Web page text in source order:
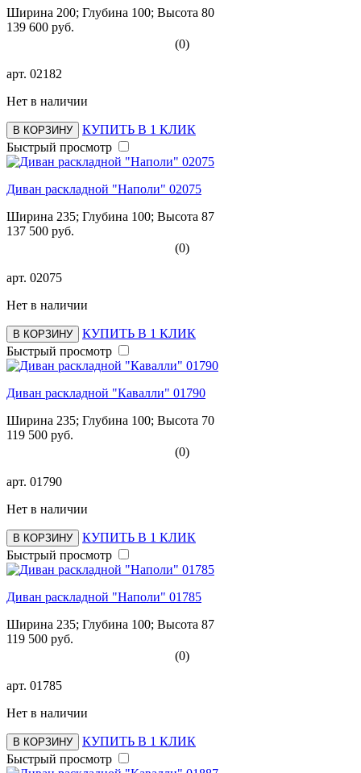
Ширина 200; Глубина 100; Высота 80
139 600 руб.
(0)
арт. 02182
Нет в наличии
В КОРЗИНУ
КУПИТЬ В 1 КЛИК
Быстрый просмотр
Диван раскладной "Наполи" 02075
Ширина 235; Глубина 100; Высота 87
137 500 руб.
(0)
арт. 02075
Нет в наличии
В КОРЗИНУ
КУПИТЬ В 1 КЛИК
Быстрый просмотр
Диван раскладной "Кавалли" 01790
Ширина 235; Глубина 100; Высота 70
119 500 руб.
(0)
арт. 01790
Нет в наличии
В КОРЗИНУ
КУПИТЬ В 1 КЛИК
Быстрый просмотр
Диван раскладной "Наполи" 01785
Ширина 235; Глубина 100; Высота 87
119 500 руб.
(0)
арт. 01785
Нет в наличии
В КОРЗИНУ
КУПИТЬ В 1 КЛИК
Быстрый просмотр